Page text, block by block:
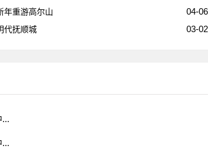
04-06
年重游高尔山
03-02
代抚顺城